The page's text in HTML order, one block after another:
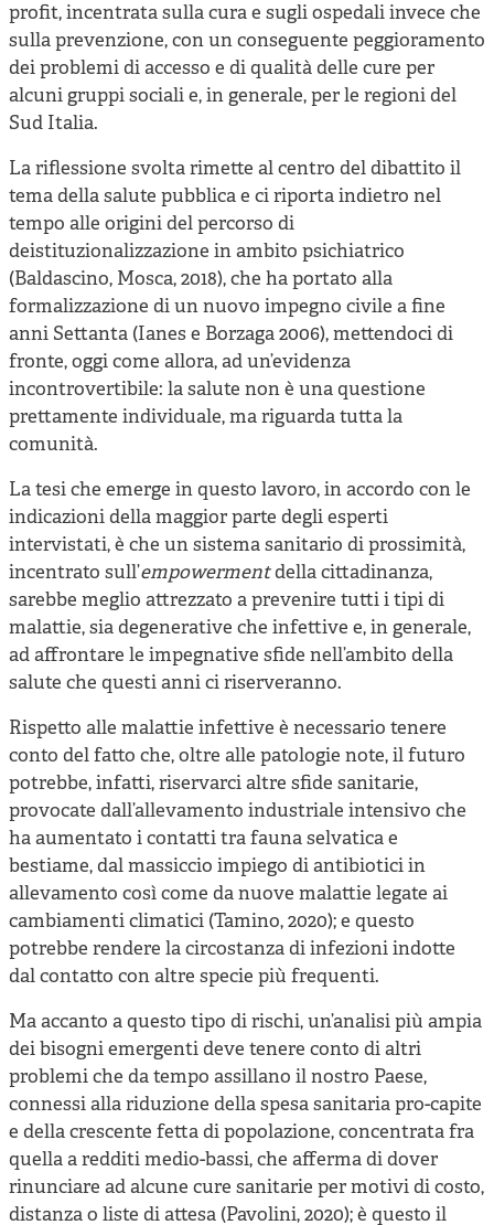
profit, incentrata sulla cura e sugli ospedali invece che
sulla prevenzione, con un conseguente peggioramento
dei problemi di accesso e di qualità delle cure per
alcuni gruppi sociali e, in generale, per le regioni del
Sud Italia.
La riflessione svolta rimette al centro del dibattito il
tema della salute pubblica e ci riporta indietro nel
tempo alle origini del percorso di
deistituzionalizzazione in ambito psichiatrico
(Baldascino, Mosca, 2018), che ha portato alla
formalizzazione di un nuovo impegno civile a fine
anni Settanta (Ianes e Borzaga 2006), mettendoci di
fronte, oggi come allora, ad un’evidenza
incontrovertibile: la salute non è una questione
prettamente individuale, ma riguarda tutta la
comunità.
La tesi che emerge in questo lavoro, in accordo con le
indicazioni della maggior parte degli esperti
intervistati, è che un sistema sanitario di prossimità,
incentrato sull’empowermentdella cittadinanza,
sarebbe meglio attrezzato a prevenire tutti i tipi di
malattie, sia degenerative che infettive e, in generale,
ad affrontare le impegnative sfide nell’ambito della
salute che questi anni ci riserveranno.
Rispetto alle malattie infettive è necessario tenere
conto del fatto che, oltre alle patologie note, il futuro
potrebbe, infatti, riservarci altre sfide sanitarie,
provocate dall’allevamento industriale intensivo che
ha aumentato i contatti tra fauna selvatica e
bestiame, dal massiccio impiego di antibiotici in
allevamento così come da nuove malattie legate ai
cambiamenti climatici (Tamino, 2020); e questo
potrebbe rendere la circostanza di infezioni indotte
dal contatto con altre specie più frequenti.
Ma accanto a questo tipo di rischi, un’analisi più ampia
dei bisogni emergenti deve tenere conto di altri
problemi che da tempo assillano il nostro Paese,
connessi alla riduzione della spesa sanitaria pro-capite
e della crescente fetta di popolazione, concentrata fra
quella a redditi medio-bassi, che afferma di dover
rinunciare ad alcune cure sanitarie per motivi di costo,
distanza o liste di attesa (Pavolini, 2020); è questo il